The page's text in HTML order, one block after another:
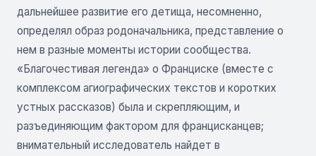
дальнейшее развитие его детища, несомненно,
определял образ родоначальника, представление о
нем в разные моменты истории сообщества.
«Благочестивая легенда» о Франциске (вместе с
комплексом агиографических текстов и коротких
устных рассказов) была и скрепляющим, и
разъединяющим фактором для францисканцев;
внимательный исследователь найдет в